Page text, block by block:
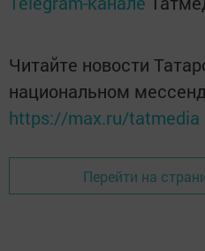
Читайте новости
национальном
https://max.ru/tatmedia
Перейти на